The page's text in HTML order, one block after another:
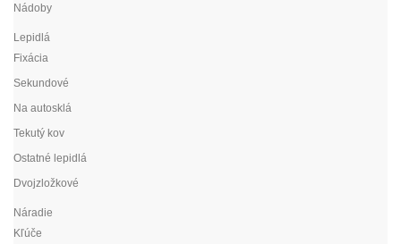
Nádoby
Lepidlá
Fixácia
Sekundové
Na autosklá
Tekutý kov
Ostatné lepidlá
Dvojzložkové
Náradie
Kľúče